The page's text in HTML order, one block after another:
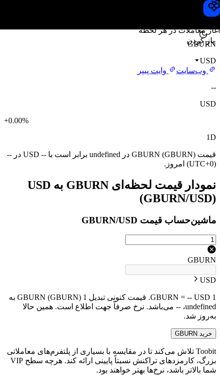
آغاز معاملات در هر لحظه
باز کردن
قیمت GBURN
GBURN
USD
وب‌سایت
وایت پیپر
--
USD
+0.00%
1D
قیمت GBURN (GBURN) در undefined برابر است با -- USD در --
(UTC+0) امروز.
نمودار قیمت لحظه‌ای GBURN به USD
(GBURN/USD)
ماشین‌حساب قیمت GBURN/USD
GBURN
USD
1 GBURN = -- USD. قیمت کنونی تبدیل 1 GBURN (GBURN) به
undefined، -- می‌باشد. نرخ صرفاً جهت اطلاع است. همین حالا
به‌روز شد.
خرید GBURN
Toobit تلاش می‌کند تا در مقایسه با بسیاری از پلتفرم‌های معاملاتی
بزرگ، کارمزدهای تراکنش نسبتاً پایینی ارائه کند. هرچه سطح VIP
شما بالاتر باشد، نرخ‌ها بهتر خواهند بود.